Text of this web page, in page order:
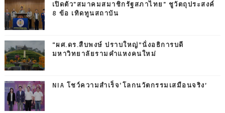
เปิดตัว"สมาคมสมาชิกรัฐสภาไทย" ชูวัตถุประสงค์
8 ข้อ เทิดทูนสถาบัน
“ผศ.ดร.สืบพงษ์ ปราบใหญ่”นั่งอธิการบดี
มหาวิทยาลัยรามคำแหงคนใหม่
NIA โชว์ความสำเร็จ‘โลกนวัตกรรมเสมือนจริง’